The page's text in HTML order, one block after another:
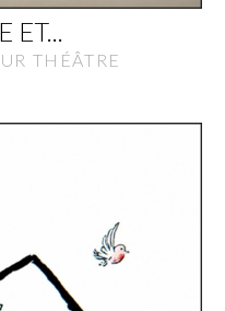
ET...
THÉÂTRE